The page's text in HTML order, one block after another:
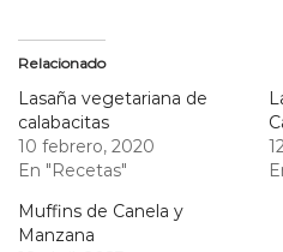
Relacionado
Lasaña vegetariana de
calabacitas
10 febrero, 2020
En "Recetas"
Muffins de Canela y
Manzana